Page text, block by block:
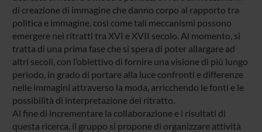
di creazione di immagine che danno corpo al rapporto tra
politica e immagine, così come tali meccanismi possono
emergere nei ritratti tra XVI e XVII secolo. Al momento, si
tratta di una prima fase che si spera di poter allargare ad
altri secoli, con l’obiettivo di fornire una visione di più lungo
periodo, in grado di portare alla luce confronti e differenze
nelle immagini attraverso la moda, arricchendo le fonti e le
possibilità di interpretazione del ritratto.
Al fine di incrementare la collaborazione e i risultati di
questa ricerca, il gruppo si propone di organizzare attività